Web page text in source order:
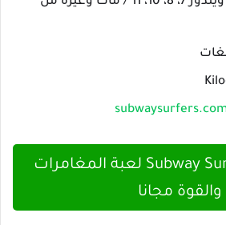
تحميل Subway Surfers لعبة المغامرات
والقوة مجانا